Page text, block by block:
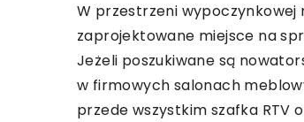
W przestrzeni wypoczynkowej
zaprojektowane miejsce na
Jeżeli poszukiwane są
w firmowych salonach
przede wszystkim szafka RTV